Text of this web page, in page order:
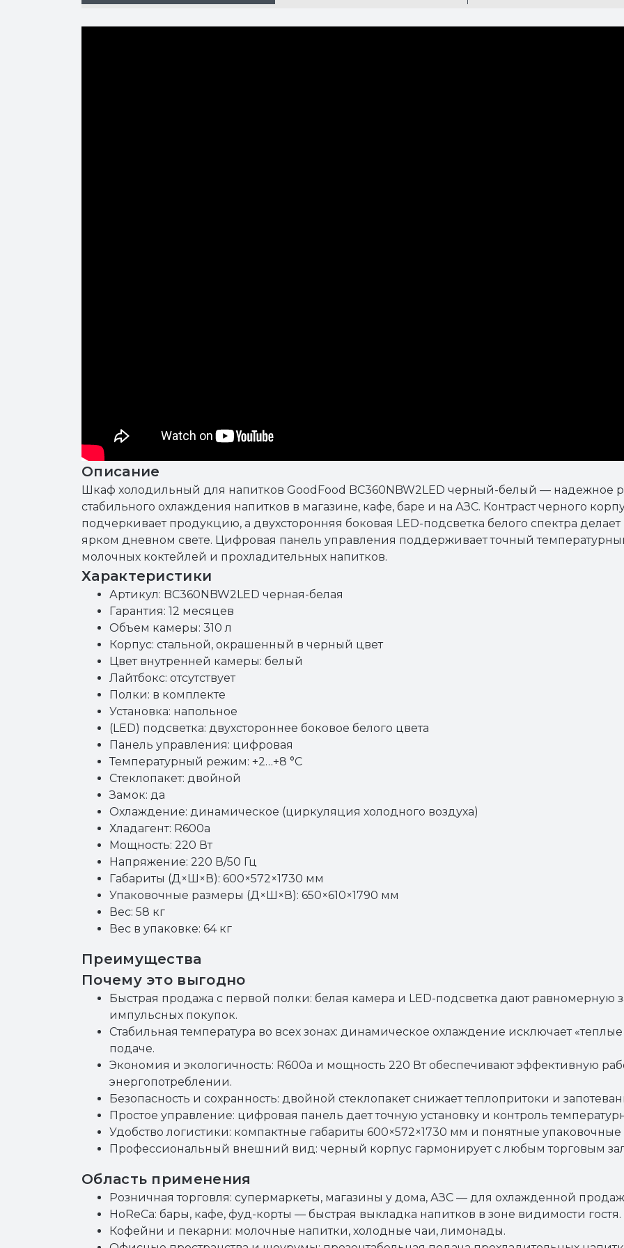
Описание
Шкаф холодильный для напитков GoodFood BC360NBW2LED черный-белый —
стабильного охлаждения напитков в магазине, кафе, баре и на АЗС. Контраст черного
подчеркивает продукцию, а двухсторонняя боковая LED-подсветка белого спектра
ярком дневном свете. Цифровая панель управления поддерживает точный
молочных коктейлей и прохладительных напитков.
Характеристики
Артикул: BC360NBW2LED черная-белая
Гарантия: 12 месяцев
Объем камеры: 310 л
Корпус: стальной, окрашенный в черный цвет
Цвет внутренней камеры: белый
Лайтбокс: отсутствует
Полки: в комплекте
Установка: напольное
(LED) подсветка: двухстороннее боковое белого цвета
Панель управления: цифровая
Температурный режим: +2…+8 °C
Стеклопакет: двойной
Замок: да
Охлаждение: динамическое (циркуляция холодного воздуха)
Хладагент: R600a
Мощность: 220 Вт
Напряжение: 220 В/50 Гц
Габариты (Д×Ш×В): 600×572×1730 мм
Упаковочные размеры (Д×Ш×В): 650×610×1790 мм
Вес: 58 кг
Вес в упаковке: 64 кг
Преимущества
Почему это выгодно
Быстрая продажа с первой полки: белая камера и LED-подсветка дают равномерную
импульсных покупок.
Стабильная температура во всех зонах: динамическое охлаждение исключает
подаче.
Экономия и экологичность: R600a и мощность 220 Вт обеспечивают эффективную
энергопотреблении.
Безопасность и сохранность: двойной стеклопакет снижает теплопритоки и
Простое управление: цифровая панель дает точную установку и контроль
Удобство логистики: компактные габариты 600×572×1730 мм и понятные
Профессиональный внешний вид: черный корпус гармонирует с любым торговым
Область применения
Розничная торговля: супермаркеты, магазины у дома, АЗС — для охлажденной
HoReCa: бары, кафе, фуд-корты — быстрая выкладка напитков в зоне видимости гостя.
Кофейни и пекарни: молочные напитки, холодные чаи, лимонады.